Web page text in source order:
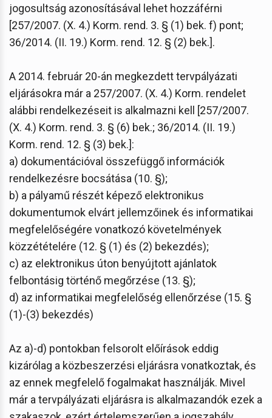
jogosultság azonosításával lehet hozzáférni
[257/2007. (X. 4.) Korm. rend. 3. § (1) bek. f) pont;
36/2014. (II. 19.) Korm. rend. 12. § (2) bek.].
A 2014. február 20-án megkezdett tervpályázati
eljárásokra már a 257/2007. (X. 4.) Korm. rendelet
alábbi rendelkezéseit is alkalmazni kell [257/2007.
(X. 4.) Korm. rend. 3. § (6) bek.; 36/2014. (II. 19.)
Korm. rend. 12. § (3) bek.]:
a) dokumentációval összefüggő információk
rendelkezésre bocsátása (10. §);
b) a pályamű részét képező elektronikus
dokumentumok elvárt jellemzőinek és informatikai
megfelelőségére vonatkozó követelmények
közzétételére (12. § (1) és (2) bekezdés);
c) az elektronikus úton benyújtott ajánlatok
felbontásig történő megőrzése (13. §);
d) az informatikai megfelelőség ellenőrzése (15. §
(1)-(3) bekezdés)
Az a)-d) pontokban felsorolt előírások eddig
kizárólag a közbeszerzési eljárásra vonatkoztak, és
az ennek megfelelő fogalmakat használják. Mivel
már a tervpályázati eljárásra is alkalmazandók ezek a